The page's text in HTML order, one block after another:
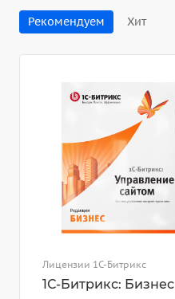
Рекомендуем Хит
Лицензии 1С-Битрикс
1С-Битрикс: Бизнес